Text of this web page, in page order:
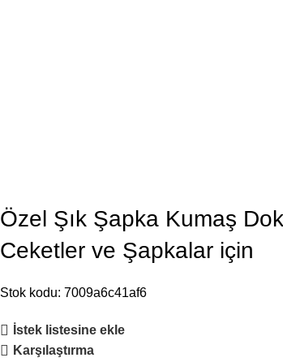
Özel Şık Şapka Kumaş
Ceketler ve Şapkalar için
Stok kodu: 7009a6c41af6
İstek listesine ekle
Karşılaştırma